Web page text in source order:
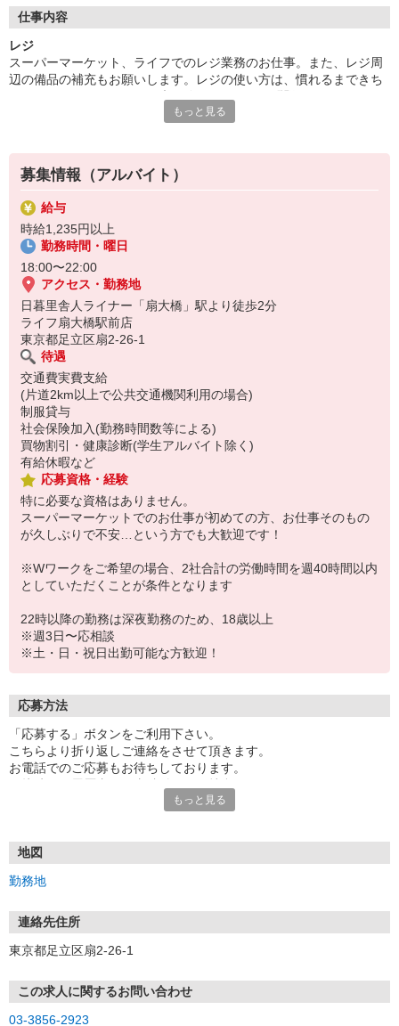
■笑顔で働ける職場
アットホームな雰囲気のお店です。長期で活躍するスタッフに
は、お客さまから笑顔でお声がけをいただくことも。最初は、覚
えていただく作業が多く感じるかもしれませんが、難しいお仕事
はありませんので、どなたでも楽しく働くことができます。
仕事内容
レジ
スーパーマーケット、ライフでのレジ業務のお仕事。また、レジ周
辺の備品の補充もお願いします。レジの使い方は、慣れるまできち
自動で出てくるので、ミスが少なく安心です。お客さまとのコミュ
もっと見る
募集情報（アルバイト）
給与
時給1,235円以上
勤務時間・曜日
18:00〜22:00
アクセス・勤務地
日暮里舎人ライナー「扇大橋」駅より徒歩2分
ライフ扇大橋駅前店
東京都足立区扇2-26-1
待遇
交通費実費支給
(片道2km以上で公共交通機関利用の場合)
制服貸与
社会保険加入(勤務時間数等による)
買物割引・健康診断(学生アルバイト除く)
有給休暇など
応募資格・経験
特に必要な資格はありません。
スーパーマーケットでのお仕事が初めての方、お仕事そのもの
が久しぶりで不安…という方でも大歓迎です！
※Wワークをご希望の場合、2社合計の労働時間を週40時間以内
としていただくことが条件となります
22時以降の勤務は深夜勤務のため、18歳以上
※週3日〜応相談
※土・日・祝日出勤可能な方歓迎！
応募方法
「応募する」ボタンをご利用下さい。
こちらより折り返しご連絡をさせて頂きます。
お電話でのご応募もお待ちしております。
もっと見る
地図
勤務地
連絡先住所
東京都足立区扇2-26-1
この求人に関するお問い合わせ
03-3856-2923